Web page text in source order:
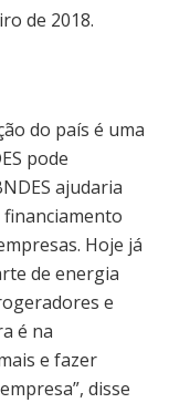
de 2018.
do país é uma
pode
ajudaria
Hoje já
de energia
e
é na
e fazer
disse